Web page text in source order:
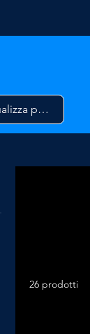
Visualizza punti
26 prodotti